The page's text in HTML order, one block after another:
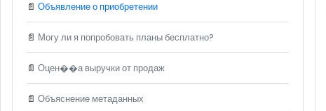
📄Объявление о приобретении
📄 Могу ли я попробовать планы бесплатно?
📄Оцен��а выручки от продаж
📄Объяснение метаданных